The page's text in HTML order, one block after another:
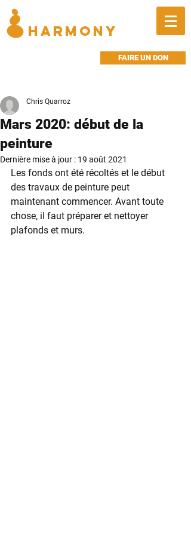
HARMONY
FAIRE UN DON
Mars 2020: début de la
peinture
Chris Quarroz
Dernière mise à jour : 19 août 2021
Les fonds ont été récoltés et le début
des travaux de peinture peut
maintenant commencer. Avant toute
chose, il faut préparer et nettoyer
plafonds et murs.